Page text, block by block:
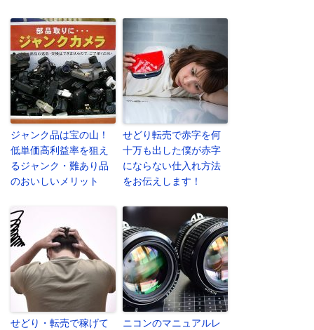
ジャンク品は宝の山！
低単価高利益率を狙え
るジャンク・難あり品
のおいしいメリット
せどり転売で赤字を何
十万も出した僕が赤字
にならない仕入れ方法
をお伝えします！
せどり・転売で稼げて
ニコンのマニュアルレ